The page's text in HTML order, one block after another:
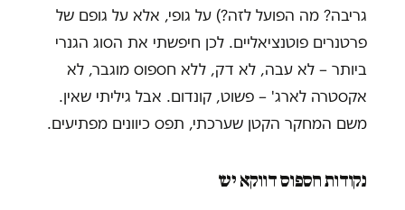
גריבה? מה הפועל לזה?) על גופי, אלא על גופם של
פרטנרים פוטנציאליים. לכן חיפשתי את הסוג הגנרי
ביותר – לא עבה, לא דק, ללא חספוס מוגבר, לא
אקסטרה לארג' – פשוט, קונדום. אבל גיליתי שאין.
משם המחקר הקטן שערכתי, תפס כיוונים מפתיעים.
נקודות חספוס דווקא יש